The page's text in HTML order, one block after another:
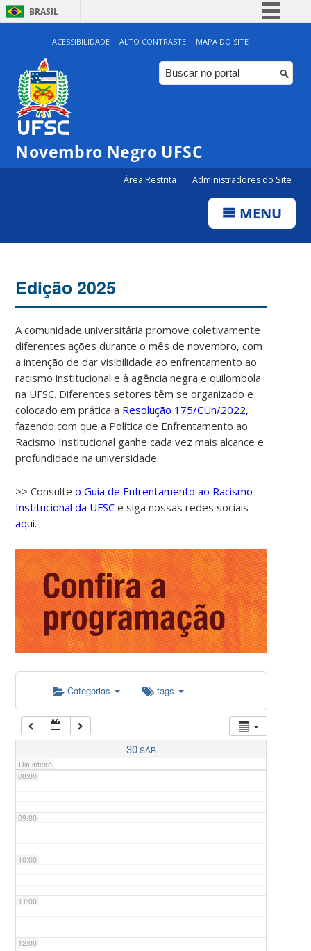
BRASIL
Simplifique!
Comunica BR
Participe
ACESSIBILIDADE ALTO CONTRASTE MAPA DO SITE
Novembro Negro UFSC
Área Restrita Administradores do Site
MENU
Edição 2025
A comunidade universitária promove coletivamente
diferentes ações durante o mês de novembro, com
a intenção de dar visibilidade ao enfrentamento ao
racismo institucional e à agência negra e quilombola
na UFSC. Diferentes setores têm se organizado e
colocado em prática a Resolução 175/CUn/2022,
fazendo com que a Política de Enfrentamento ao
Racismo Institucional ganhe cada vez mais alcance e
profundidade na universidade.
>> Consulteo Guia de Enfrentamento ao Racismo
Institucional da UFSC e siga nossas redes sociais
aqui.
Categorias tags
30SÁB
Dia inteiro
00:00
02:00
03:00
04:00
05:00
07:00
08:00
09:00
10:00
11:00
12:00